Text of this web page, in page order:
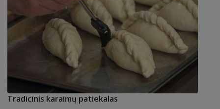
Tradicinis karaimų patiekalas